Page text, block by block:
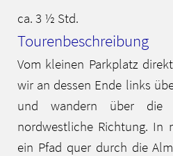
ca. 3 ½ Std.
Tourenbeschreibung
Vom kleinen Parkplatz
wir an dessen Ende links
und wandern über die
nordwestliche Richtung. In
ein Pfad quer durch die